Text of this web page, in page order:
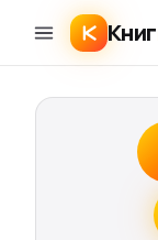
Книг